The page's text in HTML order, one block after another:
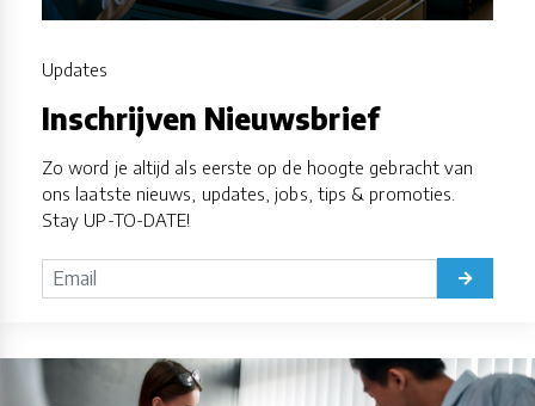
Updates
Inschrijven Nieuwsbrief
Zo word je altijd als eerste op de hoogte gebracht van
ons laatste nieuws, updates, jobs, tips & promoties.
Stay UP-TO-DATE!